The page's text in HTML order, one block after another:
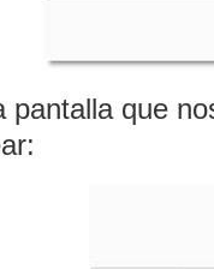
pantalla que